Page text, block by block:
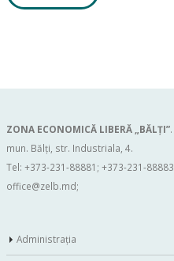
ZONA ECONOMICĂ LIBERĂ „BĂLŢI”
mun. Bălți, str. Industriala, 4.
Tel: +373-231-88881; +373-231-
office@zelb.md;
Administraţia